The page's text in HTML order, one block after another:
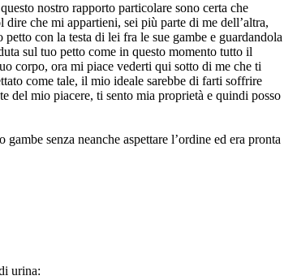
nostro rapporto particolare sono certa che
che mi appartieni, sei più parte di me dell’altra,
con la testa di lei fra le sue gambe e guardandola
sul tuo petto come in questo momento tutto il
corpo, ora mi piace vederti qui sotto di me che ti
come tale, il mio ideale sarebbe di farti soffrire
del mio piacere, ti sento mia proprietà e quindi posso
senza neanche aspettare l’ordine ed era pronta
urina: